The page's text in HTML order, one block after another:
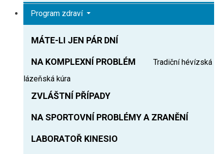
Program zdraví
MÁTE-LI JEN PÁR DNÍ
NA KOMPLEXNÍ PROBLÉM
Tradiční hévízská
lázeňská kúra
ZVLÁŠTNÍ PŘÍPADY
NA SPORTOVNÍ PROBLÉMY A ZRANĚNÍ
LABORATOŘ KINESIO